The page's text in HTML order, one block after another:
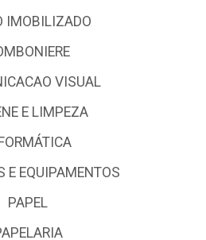
IMOBILIZADO
VISUAL
E LIMPEZA
E EQUIPAMENTOS
PAPEL